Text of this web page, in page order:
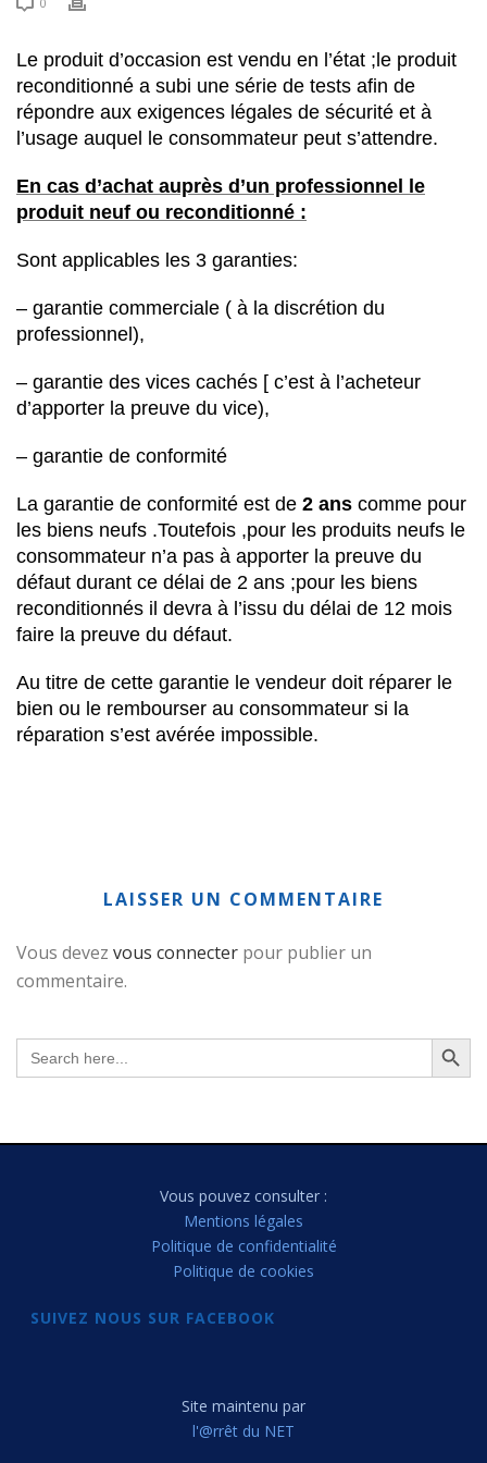
Le produit d’occasion est vendu en l’état ;le produit
reconditionné a subi une série de tests afin de
répondre aux exigences légales de sécurité et à
l’usage auquel le consommateur peut s’attendre.
En cas d’achat auprès d’un professionnel le
produit neuf ou reconditionné :
Sont applicables les 3 garanties:
– garantie commerciale ( à la discrétion du
professionnel),
– garantie des vices cachés [ c’est à l’acheteur
d’apporter la preuve du vice),
– garantie de conformité
La garantie de conformité est de 2 ans comme pour
les biens neufs .Toutefois ,pour les produits neufs le
consommateur n’a pas à apporter la preuve du
défaut durant ce délai de 2 ans ;pour les biens
reconditionnés il devra à l’issu du délai de 12 mois
faire la preuve du défaut.
Au titre de cette garantie le vendeur doit réparer le
bien ou le rembourser au consommateur si la
réparation s’est avérée impossible.
LAISSER UN COMMENTAIRE
Vous devez vous connecter pour publier un
commentaire.
Search
for:
Search Button
Vous pouvez consulter :
Mentions légales
Politique de confidentialité
Politique de cookies
SUIVEZ NOUS SUR FACEBOOK
Site maintenu par
l'@rrêt du NET